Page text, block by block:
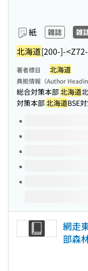
紙 雑誌 雑
北海道[200-]-
著者標目 北海道
典拠情報（Author
総合対策本部北海道
対策本部北海道BSE
このタイトルの巻号
網走
部森